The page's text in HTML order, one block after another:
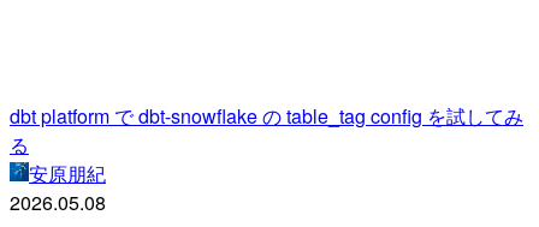
dbt platform で dbt-snowflake の table_tag config を試してみ
る
安原朋紀
2026.05.08